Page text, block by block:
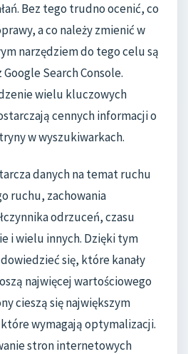
Bez tego trudno ocenić, co
a co należy zmienić w
narzędziem do tego celu są
Search Console.
wielu kluczowych
cennych informacji o
w wyszukiwarkach.
danych na temat ruchu
ruchu, zachowania
odrzuceń, czasu
i wielu innych. Dzięki tym
się, które kanały
najwięcej wartościowego
cieszą się największym
wymagają optymalizacji.
stron internetowych